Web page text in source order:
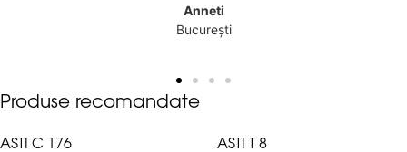
Produse recomandate
ASTI C 176
ASTI T 8